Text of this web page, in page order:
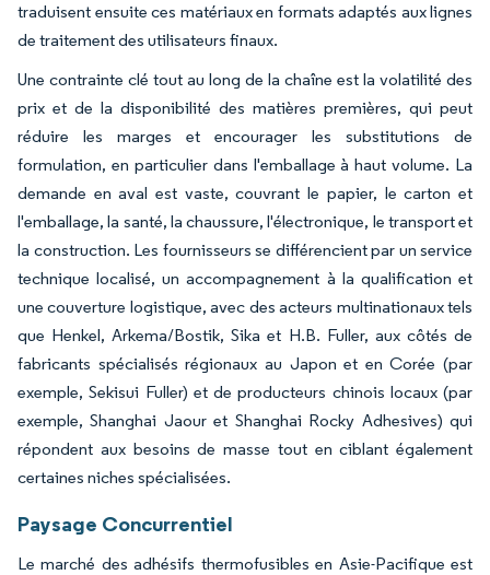
traduisent ensuite ces matériaux en formats adaptés aux lignes
de traitement des utilisateurs finaux.
Une contrainte clé tout au long de la chaîne est la volatilité des
prix et de la disponibilité des matières premières, qui peut
réduire les marges et encourager les substitutions de
formulation, en particulier dans l'emballage à haut volume. La
demande en aval est vaste, couvrant le papier, le carton et
l'emballage, la santé, la chaussure, l'électronique, le transport et
la construction. Les fournisseurs se différencient par un service
technique localisé, un accompagnement à la qualification et
une couverture logistique, avec des acteurs multinationaux tels
que Henkel, Arkema/Bostik, Sika et H.B. Fuller, aux côtés de
fabricants spécialisés régionaux au Japon et en Corée (par
exemple, Sekisui Fuller) et de producteurs chinois locaux (par
exemple, Shanghai Jaour et Shanghai Rocky Adhesives) qui
répondent aux besoins de masse tout en ciblant également
certaines niches spécialisées.
Paysage Concurrentiel
Le marché des adhésifs thermofusibles en Asie-Pacifique est